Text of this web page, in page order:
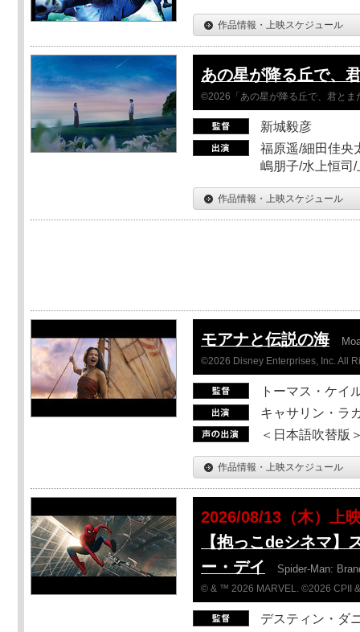
作品情報・上映スケジュール
あの星が降る丘で、
©2026「あの星が降る丘で、君とま
新城毅彦
福原遥/細田佳央
嶋朋子/水上恒司
作品情報・上映スケジュール
モアナと伝説の海
©2026 Disney Enterprises, Inc. All
トーマス・ケイ
キャサリン・ラ
＜日本語吹替版
作品情報・上映スケジュール
2026/08/13（木）上
【抱っこdeシネマ】
ー・デイ
Spider-Man:
© & ™ 2026 MARVEL. ©2026 CPII
デスティン・ダ